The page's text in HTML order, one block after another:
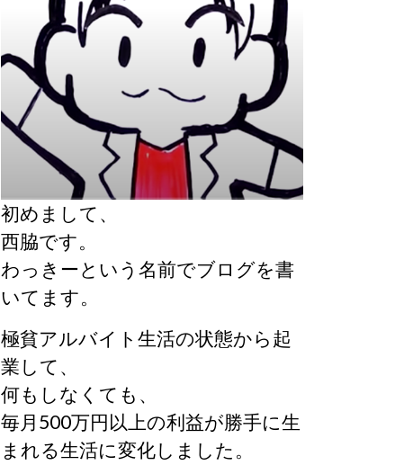
初めまして、
西脇です。
わっきーという名前でブログを書
いてます。
極貧アルバイト生活の状態から起
業して、
何もしなくても、
毎月500万円以上の利益が勝手に生
まれる生活に変化しました。